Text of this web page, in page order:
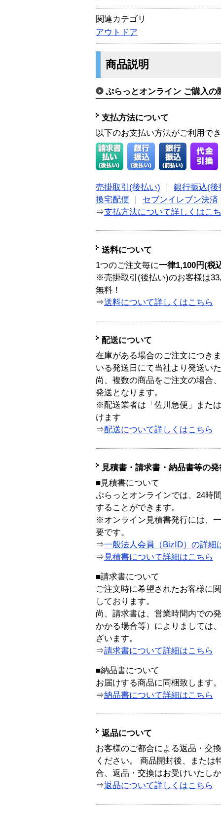
関連カテゴリ
アウトドア
商品説明
ぷらっとオンライン ご購入の
支払方法について
以下のお支払い方法がご利用で
売掛取引(後払い)
銀行振込(後
換宅配便
セブンイレブン決済
⇒支払方法について詳しくはこ
送料について
1つのご注文毎に一律1,100円(税
※売掛取引(後払い)のお客様は
無料！
⇒送料について詳しくはこちら
配送について
在庫がある場合のご注文につき
いる発送日にて当社より発送い
尚、複数の商品をご注文の場合
発送となります。
※配送業者は「佐川急便」また
けます
⇒配送について詳しくはこちら
見積書・請求書・納品書等の
■見積書について
ぷらっとオンラインでは、24時
することができます。
※オンライン見積書発行には、
要です。
⇒一般法人会員（BizID）の詳細
⇒ 見積書について詳細はこちら
■請求書について
ご注文時に希望されたお客様に
しております。
尚、請求書は、営業時間内での
かかる場合等）によりましては
ざいます。
⇒請求書について詳細はこちら
■納品書について
お届けする商品に同梱致します。
⇒納品書について詳細はこちら
返品について
お客様のご都合による返品・交
ください。 商品開封後、または
合、返品・交換はお受けいたし
⇒返品について詳しくはこちら